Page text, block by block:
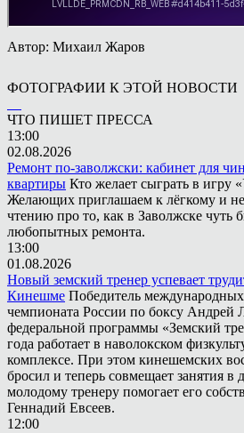
Автор: Михаил Жаров
ФОТОГРАФИИ К ЭТОЙ НОВОСТИ
ЧТО ПИШЕТ ПРЕССА
13:00
02.08.2026
Ремонт по-заволжски: кабинет для
квартиры Кто желает сыграть в игру
Желающих приглашаем к лёгкому и
чтению про то, как в Заволжске чуть
любопытных ремонта.
13:00
01.08.2026
Новый земский тренер успевает
Кинешме Победитель
чемпионата России по боксу Андрей
федеральной программы «Земский
года работает в наволокском
комплексе. При этом кинешемских
бросил и теперь совмещает занятия в
молодому тренеру помогает его
Геннадий Евсеев.
12:00